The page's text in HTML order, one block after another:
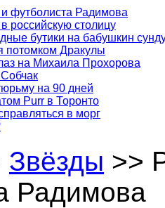
футболиста Радимова
российскую столицу
бутики на бабушкин
потомком Дракулы
на Михаила Прохорова
на 90 дней
Purr в Торонто
в морг
Звёзды >>
Радимова